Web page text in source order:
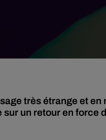
très étrange et
sur un retour en force